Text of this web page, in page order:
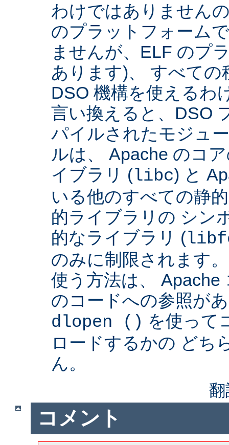
わけではありません
のプラットフォーム
ませんが、ELF のプ
あります)、 すべて
DSO 機構を使えるわ
言い換えると、DSO
パイルされたモジュ
ルは、 Apache のコ
イブラリ (libc) と
いる他のすべての静
的ライブラリの シン
的なライブラリ (
のみに制限されます
使う方法は、 Apache
のコードへの参照が
dlopen () を使って
ロードするかの どち
ん。
コメント